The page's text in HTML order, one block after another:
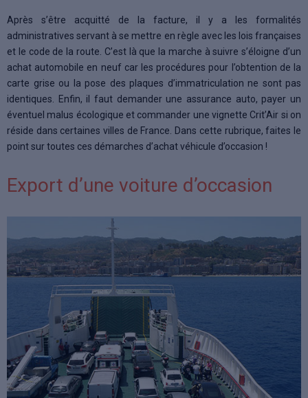
Après s’être acquitté de la facture, il y a les formalités
administratives servant à se mettre en règle avec les lois françaises
et le code de la route. C’est là que la marche à suivre s’éloigne d’un
achat automobile en neuf car les procédures pour l’obtention de la
carte grise ou la pose des plaques d’immatriculation ne sont pas
identiques. Enfin, il faut demander une assurance auto, payer un
éventuel malus écologique et commander une vignette Crit’Air si on
réside dans certaines villes de France. Dans cette rubrique, faites le
point sur toutes ces démarches d’achat véhicule d’occasion !
Export d’une voiture d’occasion